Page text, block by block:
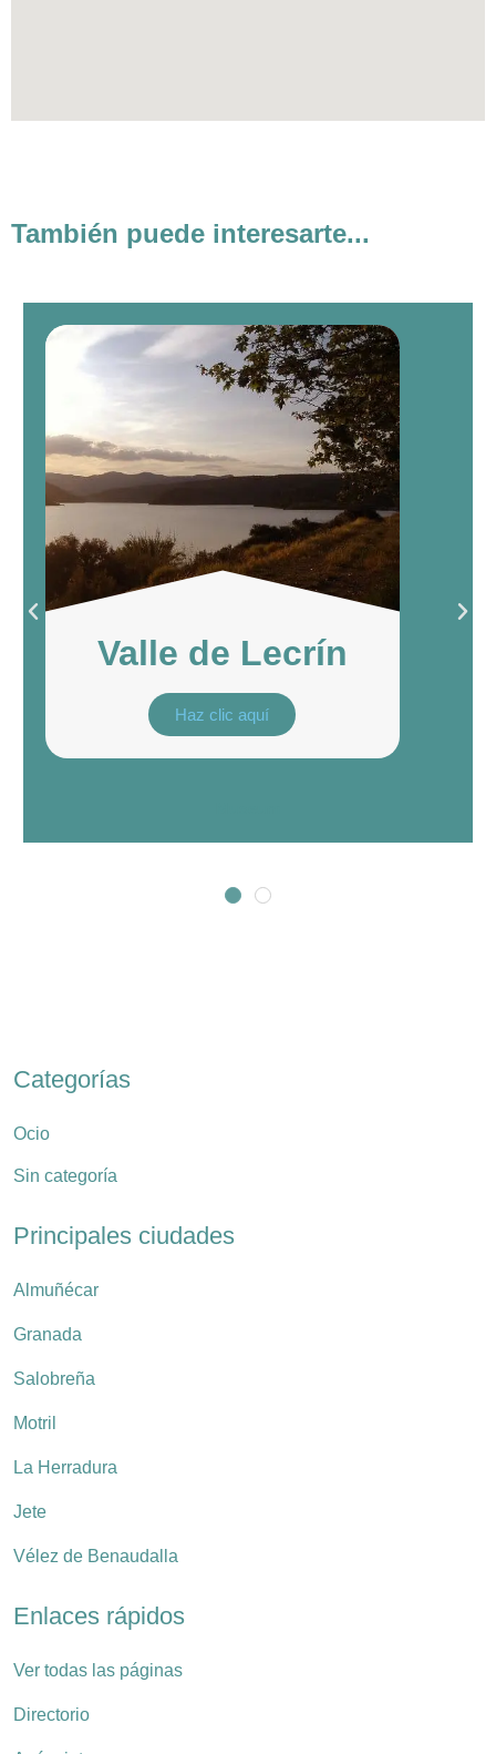
También puede interesarte...
Valle de Lecrín
Haz clic aquí
Categorías
Ocio
Sin categoría
Principales ciudades
Almuñécar
Granada
Salobreña
Motril
La Herradura
Jete
Vélez de Benaudalla
Enlaces rápidos
Ver todas las páginas
Directorio